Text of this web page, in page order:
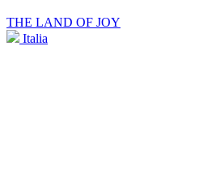
THE LAND OF JOY
Italia